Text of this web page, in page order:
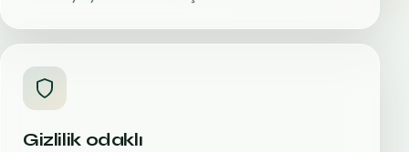
Gizlilik odaklı